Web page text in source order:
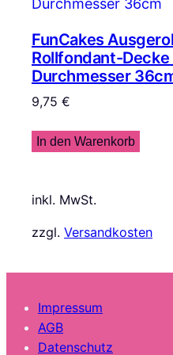
FunCakes
Rollfondant-
Durchmesser
9,75 €
In den Warenkorb
inkl. MwSt.
zzgl. Versandkosten
Impressum
AGB
Datenschutz